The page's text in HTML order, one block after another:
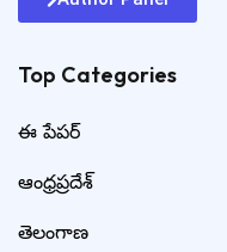
Top Categories​
ఈ పేపర్
ఆంధ్రప్రదేశ్
తెలంగాణ